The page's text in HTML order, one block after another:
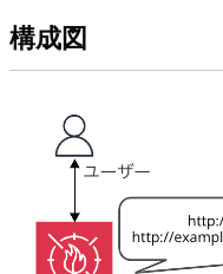
構成図